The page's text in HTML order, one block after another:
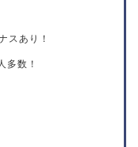
スあり！
多数！